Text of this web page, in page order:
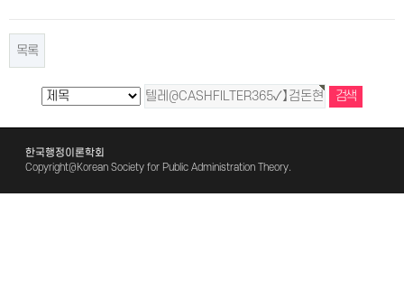
목록
한국행정이론학회
Copyright@Korean Society for Public Administration Theory.